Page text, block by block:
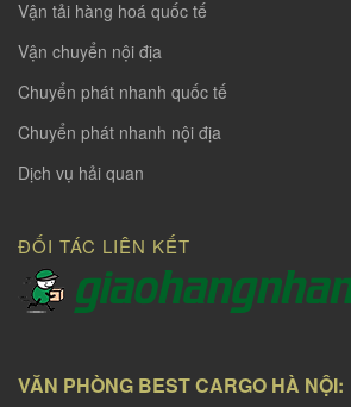
Vận tải hàng hoá quốc tế
Vận chuyển nội địa
Chuyển phát nhanh quốc tế
Chuyển phát nhanh nội địa
Dịch vụ hải quan
ĐỐI TÁC LIÊN KẾT
VĂN PHÒNG BEST CARGO HÀ NỘI: